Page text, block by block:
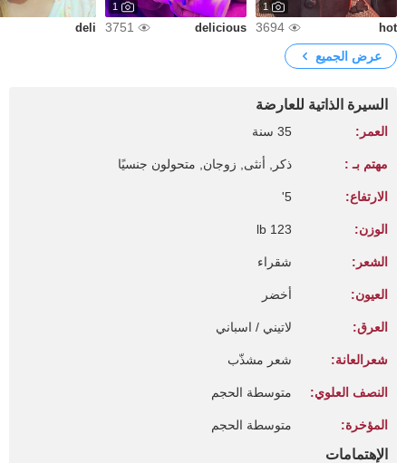
1
hot
3694
1
delicious
3751
deli
عرض الجميع
السيرة الذاتية للعارضة
العمر: 35 سنة
مهتم بـ : ذكر, أنثى, زوجان, متحولون جنسيًا
الارتفاع: 5'
الوزن: 123 lb
الشعر: شقراء
العيون: أخضر
العرق: لاتيني / اسباني
شعرالعانة: شعر مشذّب
النصف العلوي: متوسطة الحجم
المؤخرة: متوسطة الحجم
الإهتمامات